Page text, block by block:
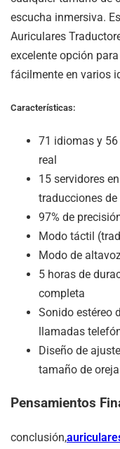
escucha inmersiva.
Auriculares
excelente opción
fácilmente en varios
Características:
71 idiomas y
real
15 servidores
traducciones
97% de
Modo táctil
Modo de
5 horas de
completa
Sonido estéreo
llamadas
Diseño de
tamaño de
Pensamientos
conclusión,